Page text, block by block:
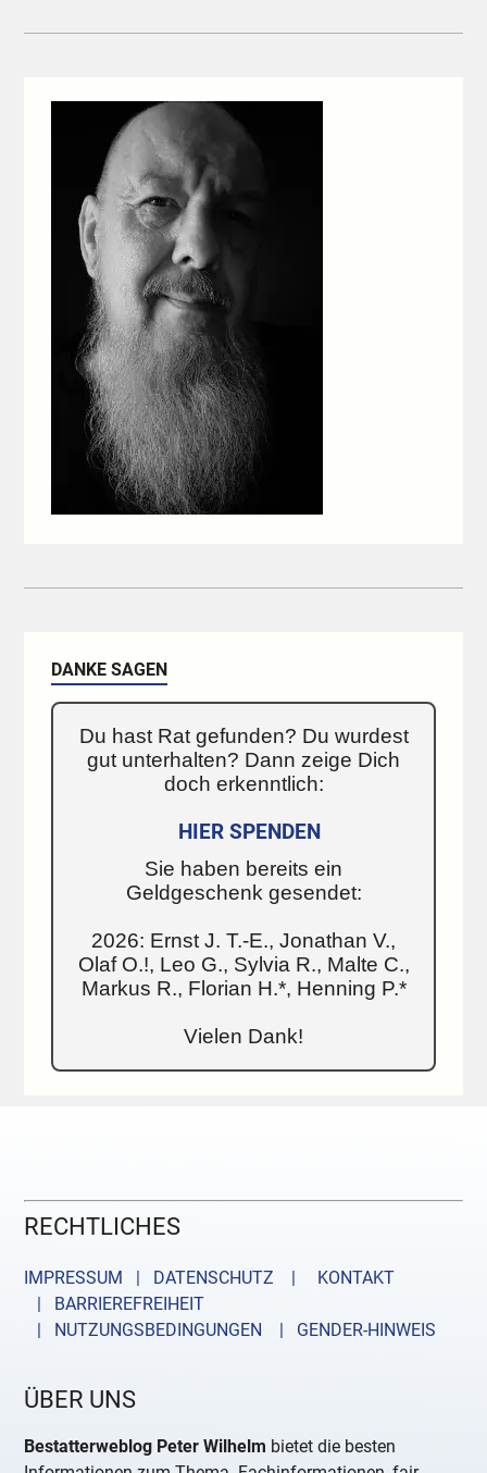
DANKE SAGEN
Du hast Rat gefunden? Du wurdest
gut unterhalten? Dann zeige Dich
doch erkenntlich:
HIER SPENDEN
Sie haben bereits ein
Geldgeschenk gesendet:
2026: Ernst J. T.-E., Jonathan V.,
Olaf O.!, Leo G., Sylvia R., Malte C.,
Markus R., Florian H.*, Henning P.*
Vielen Dank!
RECHTLICHES
IMPRESSUM | DATENSCHUTZ |
KONTAKT
| BARRIEREFREIHEIT
| NUTZUNGSBEDINGUNGEN
| GENDER-HINWEIS
ÜBER UNS
Bestatterweblog Peter Wilhelm bietet die besten